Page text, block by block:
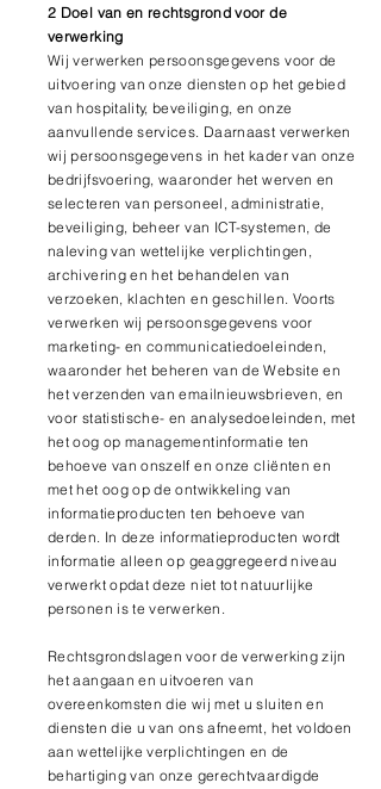
2 Doel van en rechtsgrond voor de
verwerking
Wij verwerken persoonsgegevens voor de
uitvoering van onze diensten op het gebied
van hospitality, beveiliging, en onze
aanvullende services. Daarnaast verwerken
wij persoonsgegevens in het kader van onze
bedrijfsvoering, waaronder het werven en
selecteren van personeel, administratie,
beveiliging, beheer van ICT-systemen, de
naleving van wettelijke verplichtingen,
archivering en het behandelen van
verzoeken, klachten en geschillen. Voorts
verwerken wij persoonsgegevens voor
marketing- en communicatiedoeleinden,
waaronder het beheren van de Website en
het verzenden van emailnieuwsbrieven, en
voor statistische- en analysedoeleinden, met
het oog op managementinformatie ten
behoeve van onszelf en onze cliënten en
met het oog op de ontwikkeling van
informatieproducten ten behoeve van
derden. In deze informatieproducten wordt
informatie alleen op geaggregeerd niveau
verwerkt opdat deze niet tot natuurlijke
personen is te verwerken.
Rechtsgrondslagen voor de verwerking zijn
het aangaan en uitvoeren van
overeenkomsten die wij met u sluiten en
diensten die u van ons afneemt, het voldoen
aan wettelijke verplichtingen en de
behartiging van onze gerechtvaardigde